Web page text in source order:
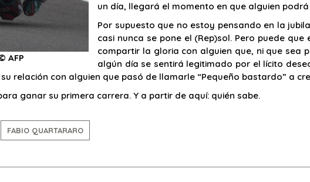
AFP
un día, llegará el momento en que alguien
Por supuesto que no estoy pensando en la
casi nunca se pone el (Rep)sol. Pero puede
compartir la gloria con alguien que, ni que sea
algún día se sentirá legitimado por el lícito
relación con alguien que pasó de llamarle “Pequeño bastardo” a
ganar su primera carrera. Y a partir de aquí: quién sabe.
FABIO QUARTARARO